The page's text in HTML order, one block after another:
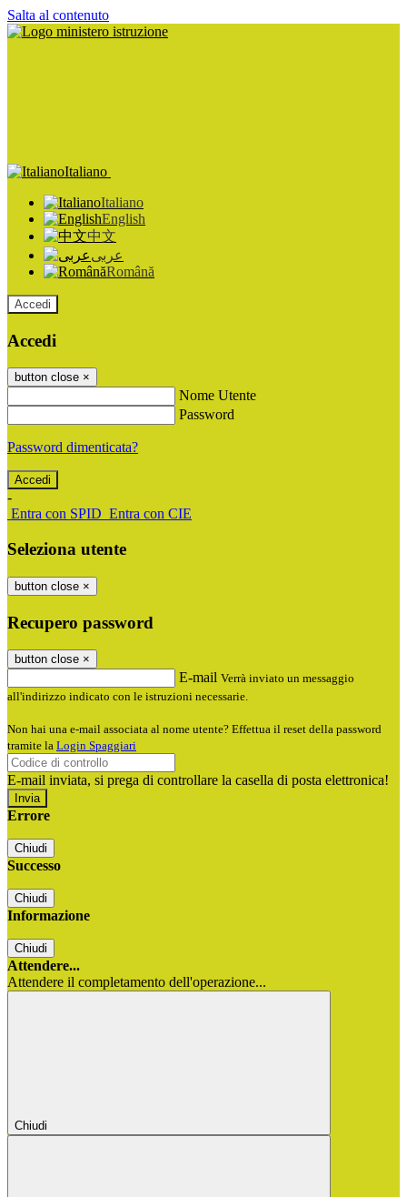
Salta al contenuto
Italiano
Italiano
English
中文
عربى
Română
Accedi
Accedi
button close ×
Nome Utente
Password
Password dimenticata?
-
Entra con SPID Entra con CIE
Seleziona utente
button close ×
Recupero password
button close ×
E-mail Verrà inviato un messaggio
all'indirizzo indicato con le istruzioni necessarie.
Non hai una e-mail associata al nome utente? Effettua il reset della password
tramite la Login Spaggiari
E-mail inviata, si prega di controllare la casella di posta elettronica!
Errore
Chiudi
Successo
Chiudi
Informazione
Chiudi
Attendere...
Attendere il completamento dell'operazione...
Chiudi